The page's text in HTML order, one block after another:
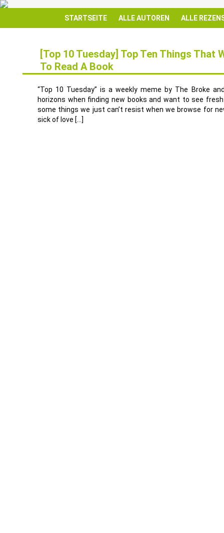
STARTSEITE ALLE AUTOREN ALLE
[Top 10 Tuesday] Top Ten Things That
To Read A Book
“Top 10 Tuesday” is a weekly meme by The Broke
horizons when finding new books and want to see
some things we just can’t resist when we browse for
sick of love […]